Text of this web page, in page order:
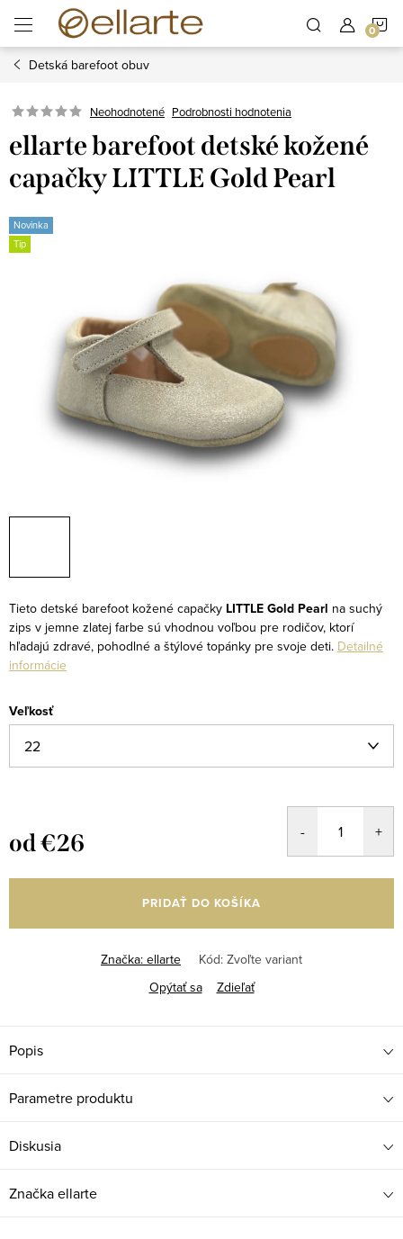
obsah
Detská barefoot obuv
Neohodnotené Podrobnosti hodnotenia
ellarte barefoot detské kožené
capačky LITTLE Gold Pearl
Novinka
Tip
Tieto detské barefoot kožené capačky LITTLE Gold Pearl na suchý
zips v jemne zlatej farbe sú vhodnou voľbou pre rodičov, ktorí
hľadajú zdravé, pohodlné a štýlové topánky pre svoje deti. Detailné
informácie
Veľkosť
od€26
cena:
PRIDAŤ DO KOŠÍKA
Značka: ellarte Kód: Zvoľte variant
Opýtať sa
Zdieľať
Popis
Parametre produktu
Diskusia
Značkaellarte